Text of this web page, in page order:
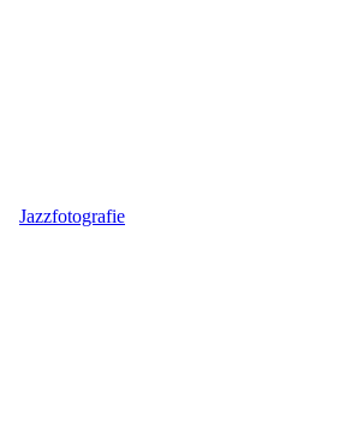
Jazzfotografie